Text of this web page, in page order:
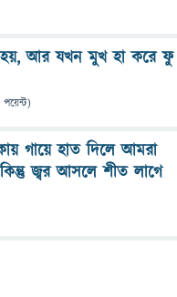
হয়, আর যখন মুখ হা করে ফু
পয়েন্ট)
গায়ে হাত দিলে আমরা
জ্বর আসলে শীত লাগে